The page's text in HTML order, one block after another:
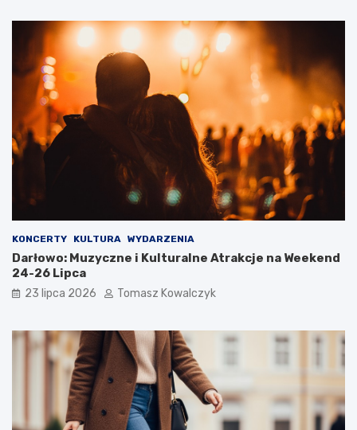
KONCERTY KULTURA WYDARZENIA
Darłowo: Muzyczne i Kulturalne Atrakcje na Weekend
24-26 Lipca
23 lipca 2026 Tomasz Kowalczyk